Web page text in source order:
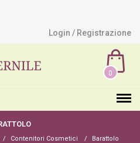
Login / Registrazione
0
Contenitori Cosmetici Barattolo